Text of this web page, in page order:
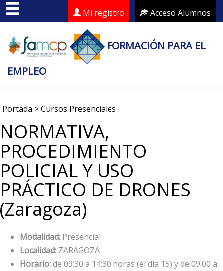
Acceso Alumnos
Mi registro
FORMACIÓN PARA EL
EMPLEO
Portada >Cursos Presenciales
NORMATIVA,
PROCEDIMIENTO
POLICIAL Y USO
PRÁCTICO DE DRONES
(Zaragoza)
Modalidad: Presencial
Localidad: ZARAGOZA
Horario:de 09:30 a 14:30 horas (el día 15) y de 09:00 a